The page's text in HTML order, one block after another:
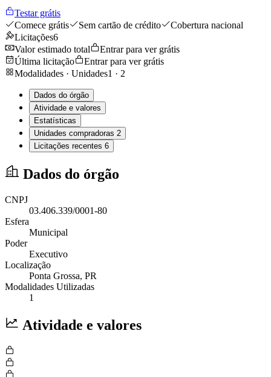
Testar grátis
Comece grátis
Sem cartão de crédito
Cobertura nacional
Licitações6
Valor estimado total
Entrar para ver grátis
Última licitação
Entrar para ver grátis
Modalidades · Unidades1 · 2
Dados do órgão
Atividade e valores
Estatísticas
Unidades compradoras 2
Licitações recentes 6
Dados do órgão
CNPJ
03.406.339/0001-80
Esfera
Municipal
Poder
Executivo
Localização
Ponta Grossa, PR
Modalidades Utilizadas
1
Atividade e valores